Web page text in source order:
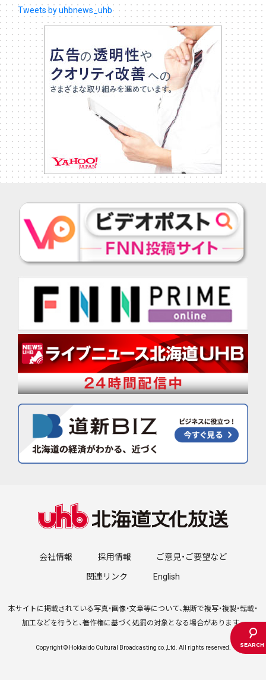
Tweets by uhbnews_uhb
会社情報 採用情報 ご意見・ご要望など
関連リンク English
本サイトに掲載されている写真・画像・文章等について、無断で複写・複製・転載・
加工などを行うと、著作権に基づく処罰の対象となる場合があります。
Copyright © Hokkaido Cultural Broadcasting co.,Ltd. All rights reserved.